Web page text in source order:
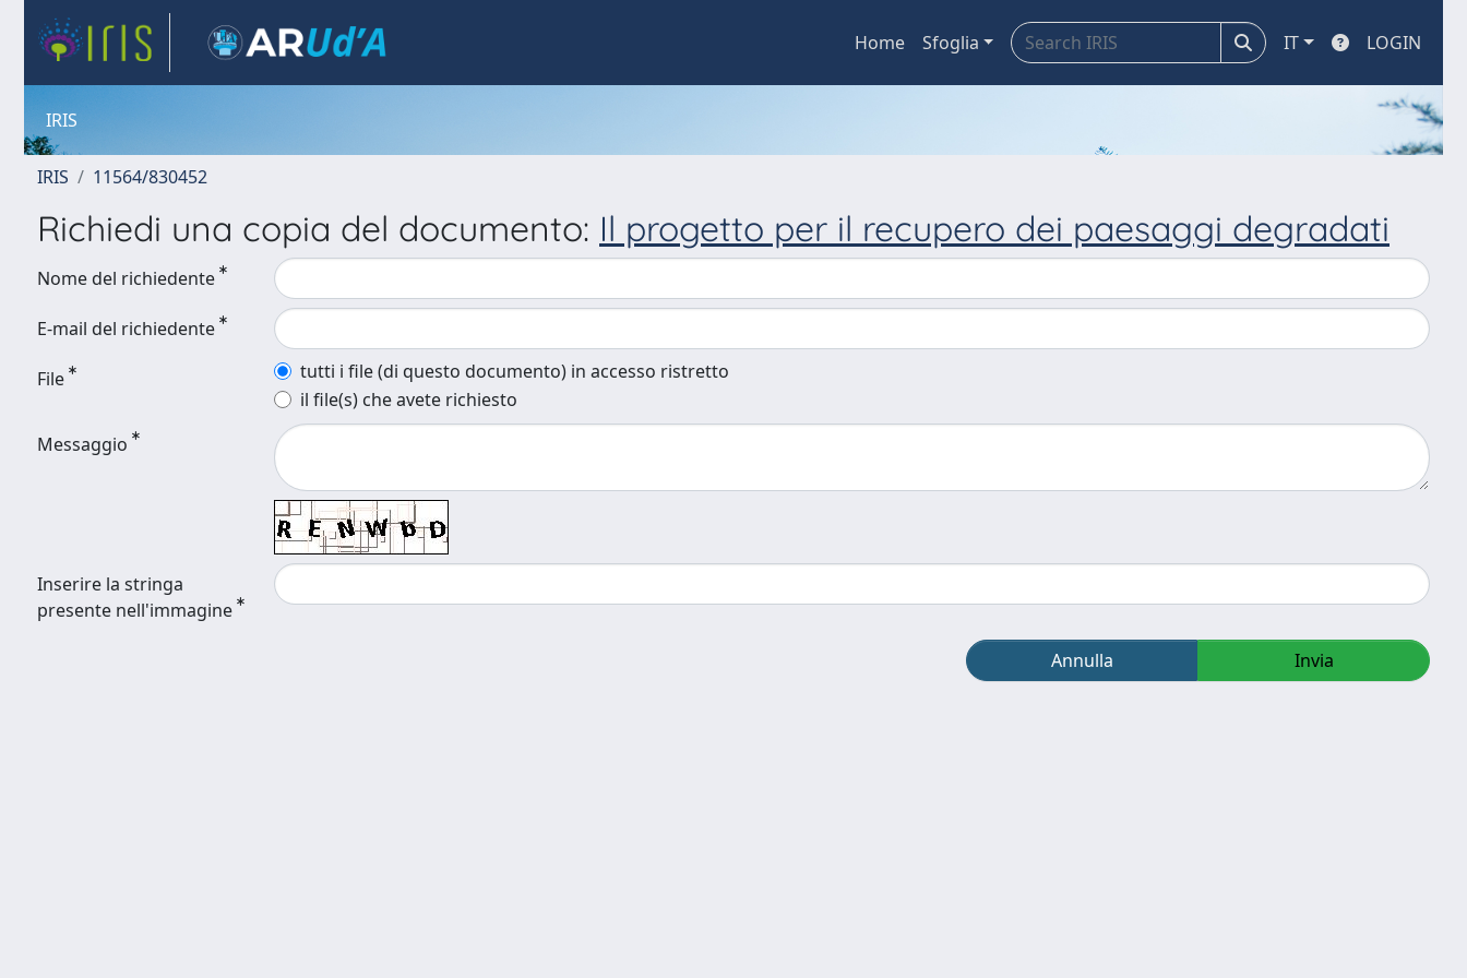
Home Sfoglia IT LOGIN
IRIS
IRIS 11564/830452
Richiedi una copia del documento: Il progetto per il recupero dei paesaggi degradati
Nome del richiedente
E-mail del richiedente
File
tutti i file (di questo documento) in accesso ristretto
il file(s) che avete richiesto
Messaggio
Inserire la stringa
presente nell'immagine
Annulla Invia